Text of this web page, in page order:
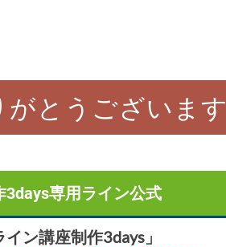
がとうございます
3days専用ライン公式
イン講座制作3days」